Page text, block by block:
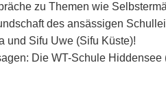
zu Themen wie
des ansässigen
und Sifu Uwe (Sifu Küste)!
Die WT-Schule Hiddensee